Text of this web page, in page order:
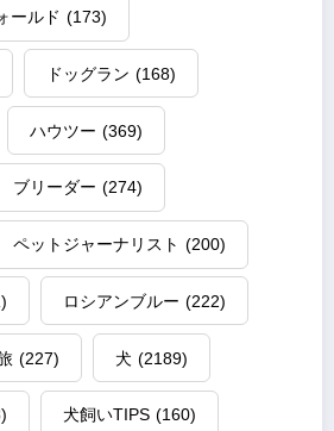
ールド (173)
ドッグラン (168)
ハウツー (369)
ブリーダー (274)
ペットジャーナリスト (200)
ロシアンブルー (222)
(227) 犬 (2189)
犬飼いTIPS (160)